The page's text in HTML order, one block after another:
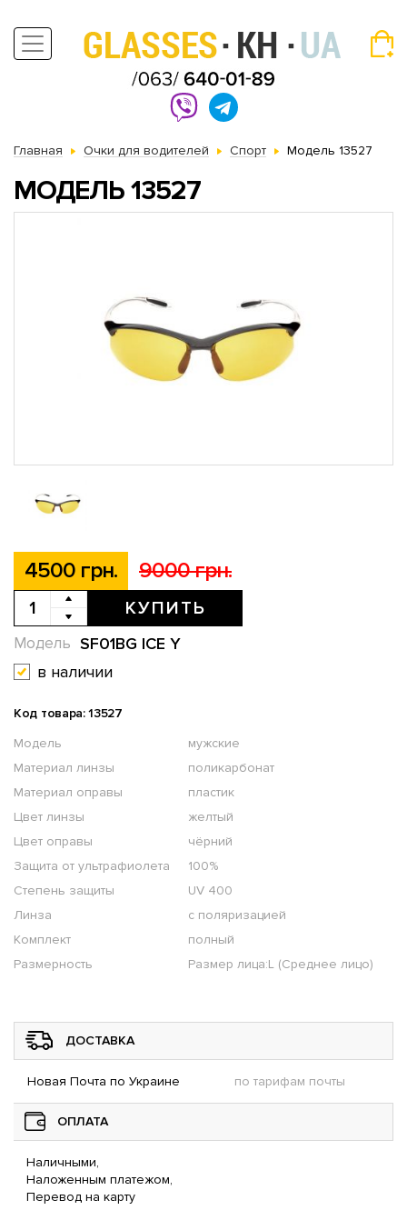
Главная Очки для водителей Спорт Модель 13527
МОДЕЛЬ 13527
4500 грн. 9000 грн.
КУПИТЬ
SF01BG ICE Y
Модель
в наличии
Код товара: 13527
Модель
мужские
Материал линзы
поликарбонат
Материал оправы
пластик
Цвет линзы
желтый
Цвет оправы
чёрний
Защита от ультрафиолета
100%
Степень защиты
UV 400
Линза
с поляризацией
Комплект
полный
Размерность
Размер лица:L (Среднее лицо)
ДОСТАВКА
Новая Почта по Украине по тарифам почты
ОПЛАТА
Наличными,
Наложенным платежом,
Перевод на карту